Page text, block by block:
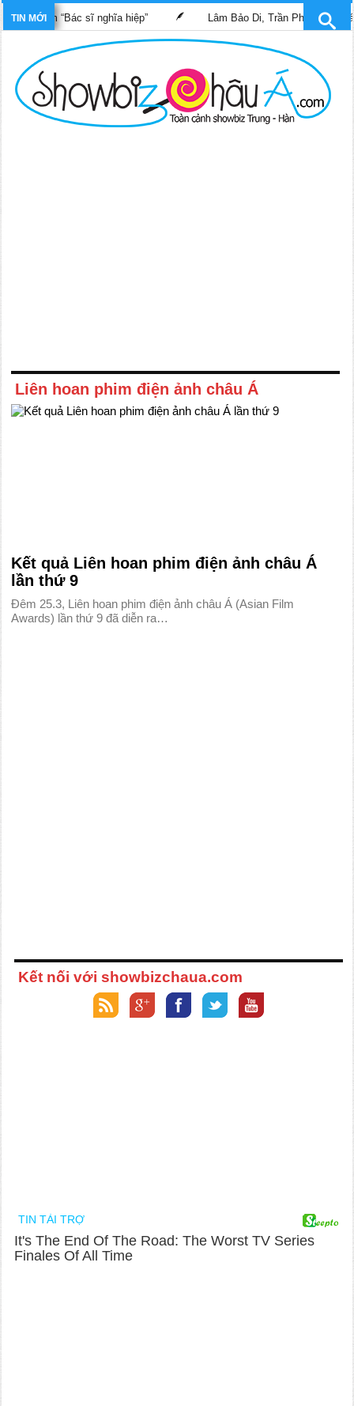
TIN MỚI
phim “Bác sĩ nghĩa hiệp” Lâm Bảo Di, Trần Pháp Dung tái
Liên hoan phim điện ảnh châu Á
Kết quả Liên hoan phim điện ảnh châu Á
lần thứ 9
Đêm 25.3, Liên hoan phim điện ảnh châu Á (Asian Film
Awards) lần thứ 9 đã diễn ra…
Kết nối với showbizchaua.com